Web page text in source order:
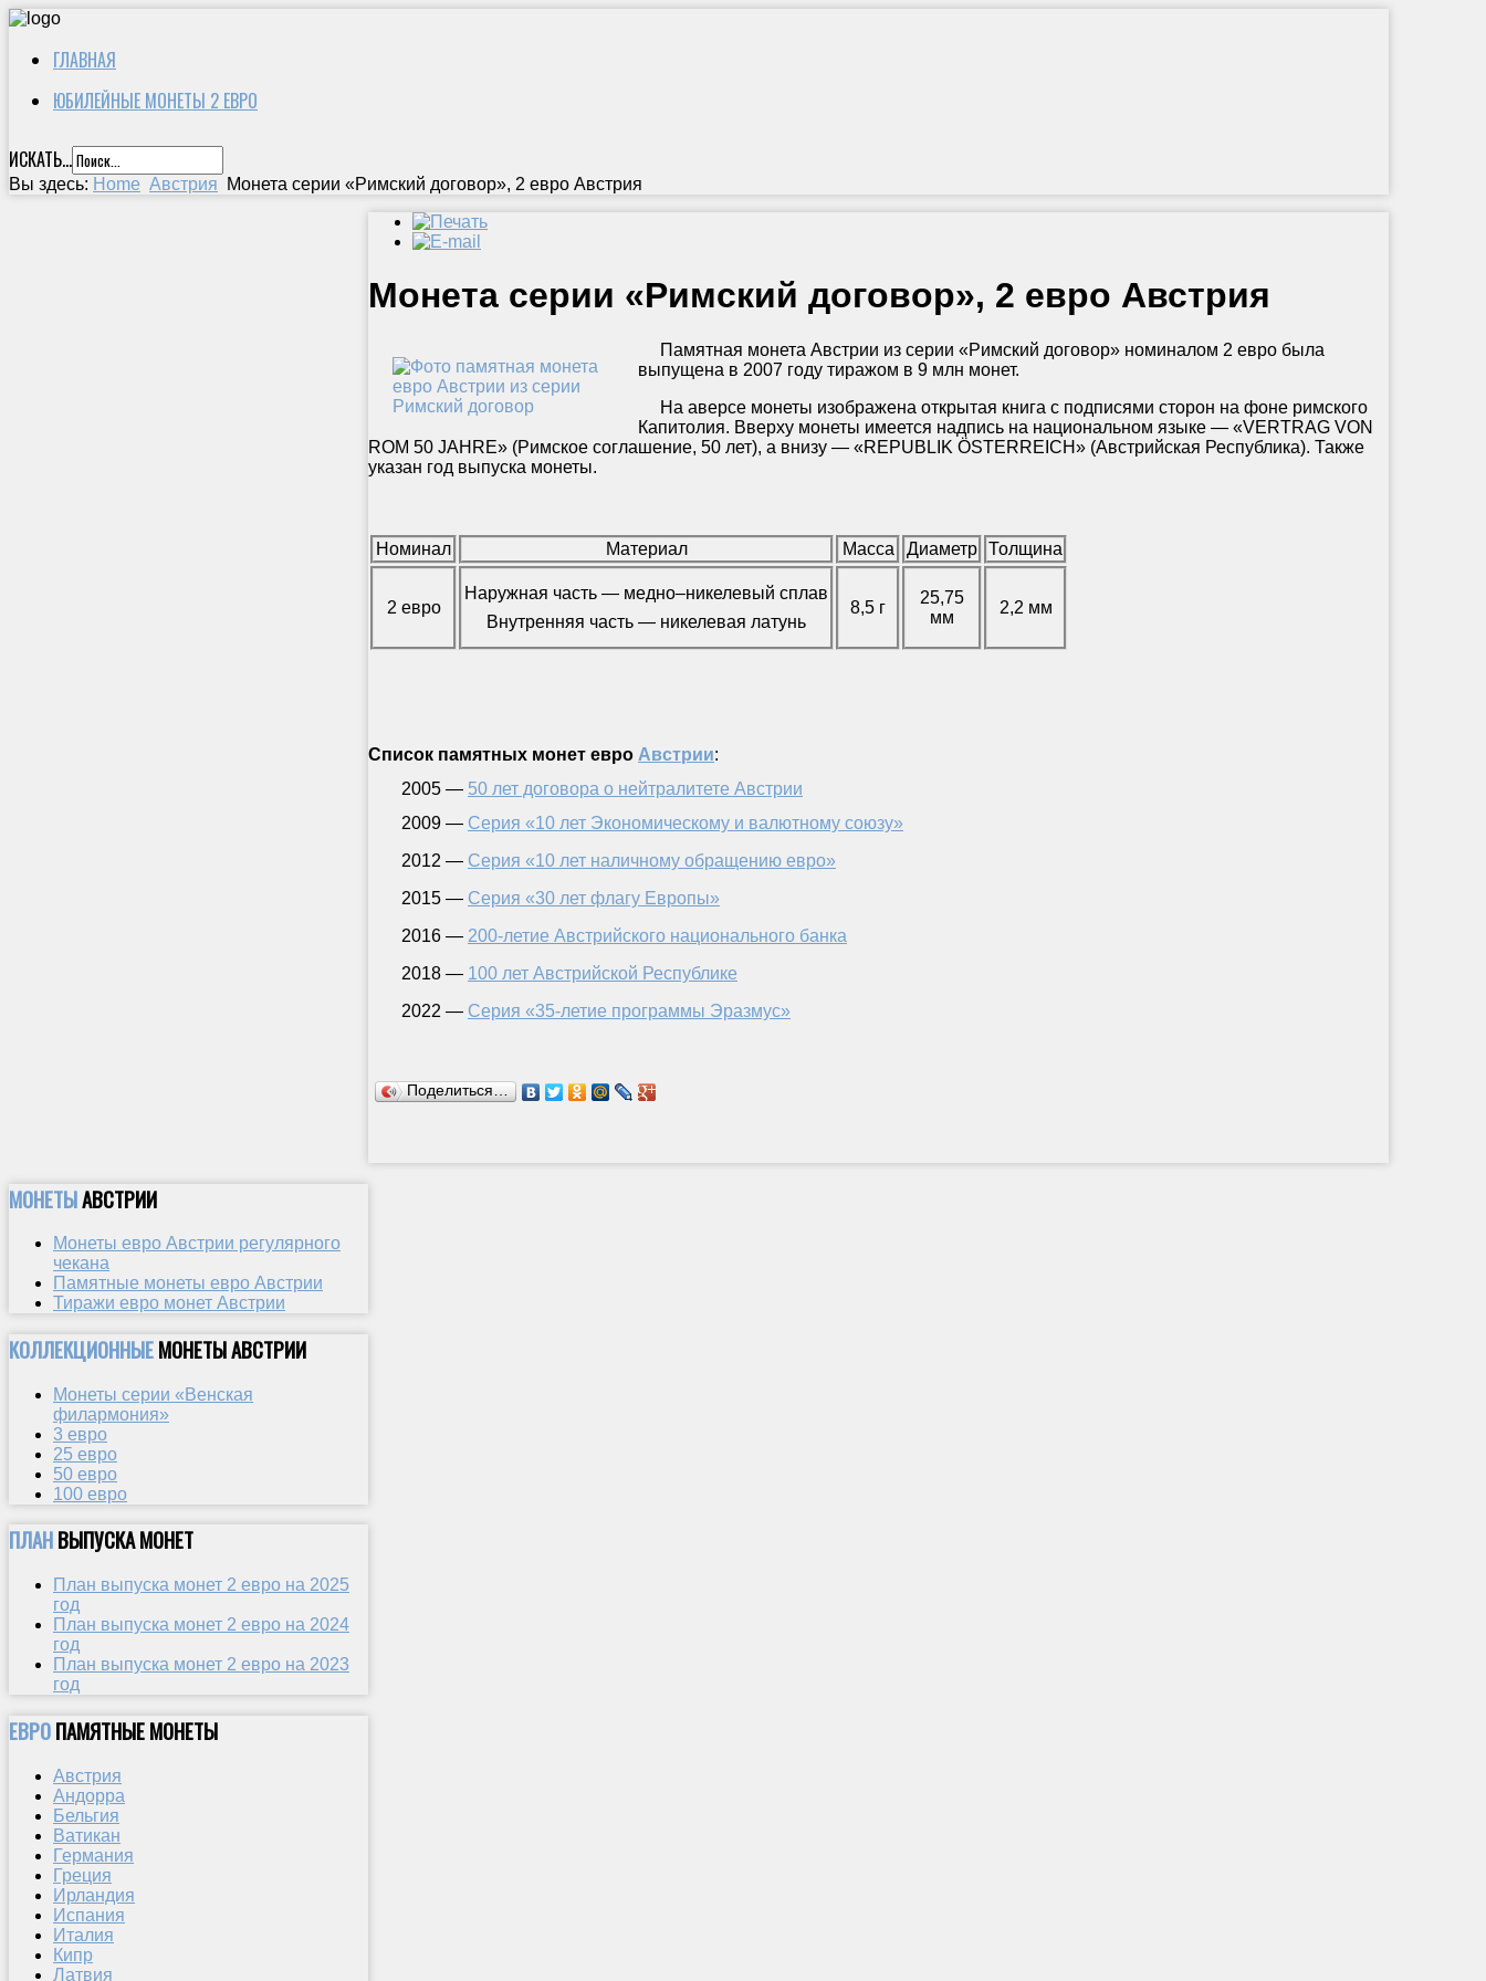
ГЛАВНАЯ
ЮБИЛЕЙНЫЕ МОНЕТЫ 2 ЕВРО
ИСКАТЬ...
Вы здесь: Home Австрия Монета серии «Римский договор», 2 евро Австрия
Монета серии «Римский договор», 2 евро Австрия
Памятная монета Австрии из серии «Римский договор» номиналом 2 евро была
выпущена в 2007 году тиражом в 9 млн монет.
На аверсе монеты изображена открытая книга с подписями сторон на фоне римского
Капитолия. Вверху монеты имеется надпись на национальном языке — «VERTRAG VON
ROM 50 JAHRE» (Римское соглашение, 50 лет), а внизу — «REPUBLIK ÖSTERREICH» (Австрийская Республика). Также
указан год выпуска монеты.
Номинал Материал Масса Диаметр Толщина
2 евро
Наружная часть — медно–никелевый сплав
Внутренняя часть — никелевая латунь
8,5 г
25,75
мм
2,2 мм
Список памятных монет евро Австрии:
2005 — 50 лет договора о нейтралитете Австрии
2009 — Серия «10 лет Экономическому и валютному союзу»
2012 — Серия «10 лет наличному обращению евро»
2015 — Серия «30 лет флагу Европы»
2016 — 200-летие Австрийского национального банка
2018 — 100 лет Австрийской Республике
2022 — Серия «35-летие программы Эразмус»
Поделиться…
МОНЕТЫАВСТРИИ
Монеты евро Австрии регулярного
чекана
Памятные монеты евро Австрии
Тиражи евро монет Австрии
КОЛЛЕКЦИОННЫЕМОНЕТЫ АВСТРИИ
Монеты серии «Венская
филармония»
3 евро
25 евро
50 евро
100 евро
ПЛАНВЫПУСКА МОНЕТ
План выпуска монет 2 евро на 2025
год
План выпуска монет 2 евро на 2024
год
План выпуска монет 2 евро на 2023
год
ЕВРОПАМЯТНЫЕ МОНЕТЫ
Австрия
Андорра
Бельгия
Ватикан
Германия
Греция
Ирландия
Испания
Италия
Кипр
Латвия